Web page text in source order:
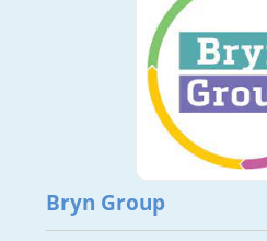
Bryn Group